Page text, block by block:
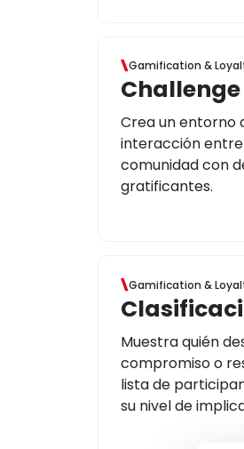
Gamification &
Challenge
Crea un entorno
interacción
comunidad con
gratificantes.
Gamification &
Muestra quién
compromiso o
lista de
su nivel de